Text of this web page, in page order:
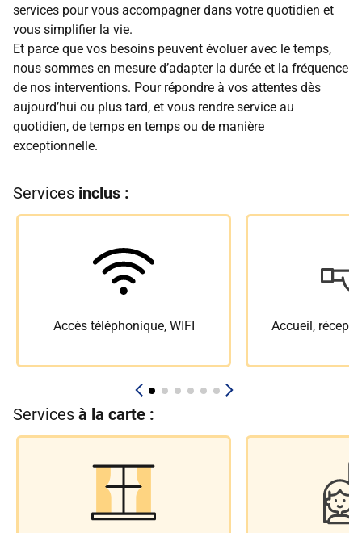
services pour vous accompagner dans votre quotidien et
vous simplifier la vie.
Et parce que vos besoins peuvent évoluer avec le temps,
nous sommes en mesure d’adapter la durée et la fréquence
de nos interventions. Pour répondre à vos attentes dès
aujourd’hui ou plus tard, et vous rendre service au
quotidien, de temps en temps ou de manière
exceptionnelle.
Services inclus :
Accès téléphonique, WIFI Accueil,
Services à la carte :